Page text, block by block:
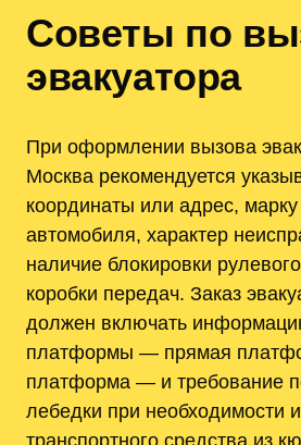
Советы по
эвакуатора
При оформлении вызова
Москва рекомендуется
координаты или адрес,
автомобиля, характер
наличие блокировки
коробки передач. Заказ
должен включать
платформы — прямая
платформа — и требование
лебедки при необходимости
транспортного средства из